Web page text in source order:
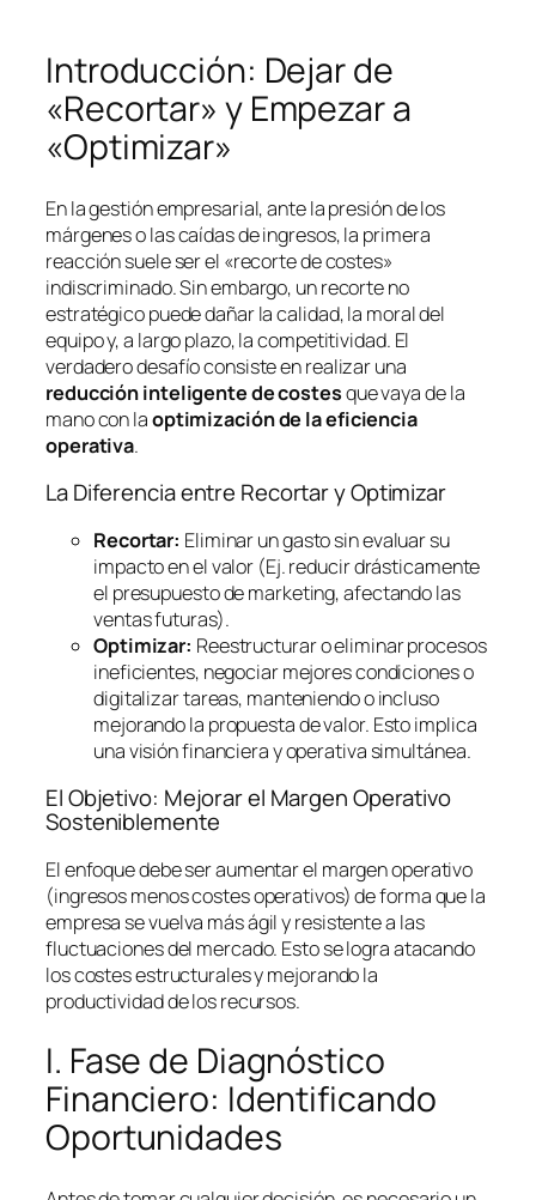
Introducción: Dejar de
«Recortar» y Empezar a
«Optimizar»
En la gestión empresarial, ante la presión de los
márgenes o las caídas de ingresos, la primera
reacción suele ser el «recorte de costes»
indiscriminado. Sin embargo, un recorte no
estratégico puede dañar la calidad, la moral del
equipo y, a largo plazo, la competitividad. El
verdadero desafío consiste en realizar una
reducción inteligente de costesque vaya de la
mano con laoptimización de la eficiencia
operativa.
La Diferencia entre Recortar y Optimizar
Recortar: Eliminar un gasto sin evaluar su
impacto en el valor (Ej. reducir drásticamente
el presupuesto de marketing, afectando las
ventas futuras).
Optimizar: Reestructurar o eliminar procesos
ineficientes, negociar mejores condiciones o
digitalizar tareas, manteniendo o incluso
mejorando la propuesta de valor. Esto implica
una visión financiera y operativa simultánea.
El Objetivo: Mejorar el Margen Operativo
Sosteniblemente
El enfoque debe ser aumentar el margen operativo
(ingresos menos costes operativos) de forma que la
empresa se vuelva más ágil y resistente a las
fluctuaciones del mercado. Esto se logra atacando
los costes estructurales y mejorando la
productividad de los recursos.
I. Fase de Diagnóstico
Financiero: Identificando
Oportunidades